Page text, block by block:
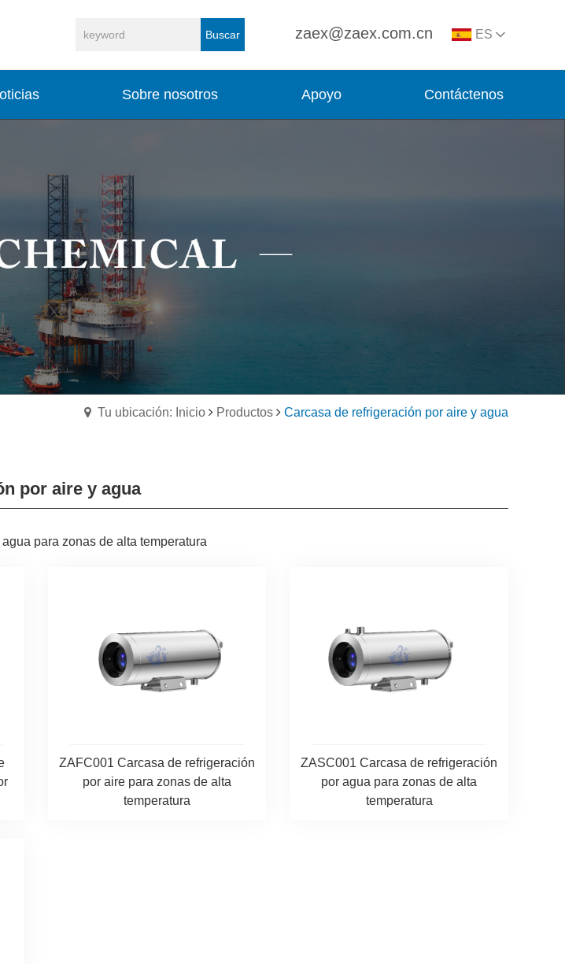
Buscar zaex@zaex.com.cn ES
Sobre nosotros Apoyo Contáctenos
Tu ubicación: Inicio Productos Carcasa de refrigeración por aire y agua
por aire y agua
para zonas de alta temperatura
ZAFC001 Carcasa de refrigeración
por aire para zonas de alta
temperatura
ZASC001 Carcasa de refrigeración
por agua para zonas de alta
temperatura